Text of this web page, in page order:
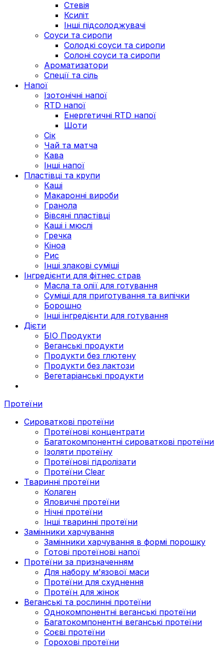
Стевія
Ксиліт
Інші підсолоджувачі
Соуси та сиропи
Солодкі соуси та сиропи
Солоні соуси та сиропи
Ароматизатори
Спеції та сіль
Напої
Ізотонічні напої
RTD напої
Енергетичні RTD напої
Шоти
Сік
Чай та матча
Кава
Інші напої
Пластівці та крупи
Каші
Макаронні вироби
Гранола
Вівсяні пластівці
Каші і мюслі
Гречка
Кіноа
Рис
Інші злакові суміші
Інгредієнти для фітнес страв
Масла та олії для готування
Суміші для приготування та випічки
Борошно
Інші інгредієнти для готування
Дієти
БІО Продукти
Веганські продукти
Продукти без глютену
Продукти без лактози
Вегетаріанські продукти
Протеїни
Сироваткові протеїни
Протеїнові концентрати
Багатокомпонентні сироваткові протеїни
Ізоляти протеїну
Протеїнові гідролізати
Протеїни Clear
Тваринні протеїни
Колаген
Яловичні протеїни
Нічні протеїни
Інші тваринні протеїни
Замінники харчування
Замінники харчування в формі порошку
Готові протеїнові напої
Протеїни за призначенням
Для набору м'язової маси
Протеїни для схуднення
Протеїн для жінок
Веганські та рослинні протеїни
Однокомпонентні веганські протеїни
Багатокомпонентні веганські протеїни
Cоєві протеїни
Горохові протеїни